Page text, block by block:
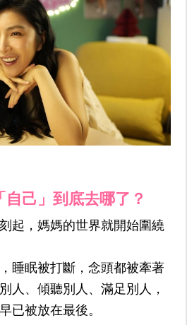
己」到底去哪了？
起，媽媽的世界就開始圍繞
睡眠被打斷，念頭都被牽著
人、傾聽別人、滿足別人，
已被放在最後。